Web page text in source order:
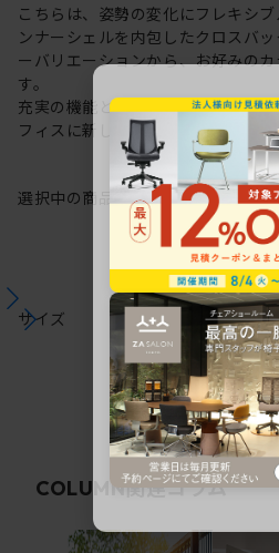
こちらは、姿勢の変化にフレキシ
ンナーシェルを内包したクロスバ
ーバリエーションから、お好みの
す。
充実の機能と一体となった透明感
フィスに新しい風を運びます。
選択中の商品情報保証 注意事項
サイズ
COLUMN関連コラム